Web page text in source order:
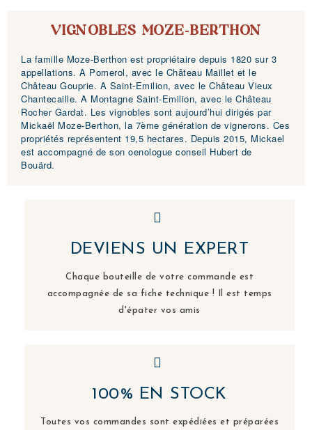
VIGNOBLES MOZE-BERTHON
La famille Moze-Berthon est propriétaire depuis 1820 sur 3
appellations. A Pomerol, avec le Château Maillet et le
Château Gouprie. A Saint-Emilion, avec le Château Vieux
Chantecaille. A Montagne Saint-Emilion, avec le Château
Rocher Gardat. Les vignobles sont aujourd’hui dirigés par
Mickaël Moze-Berthon, la 7ème génération de vignerons. Ces
propriétés représentent 19,5 hectares. Depuis 2015, Mickael
est accompagné de son oenologue conseil Hubert de
Bouärd.
DEVIENS UN EXPERT
Chaque bouteille de votre commande est
accompagnée de sa fiche technique ! Il est temps
d'épater vos amis
100% EN STOCK
Toutes vos commandes sont expédiées et préparées